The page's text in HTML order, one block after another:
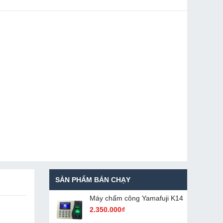
SẢN PHẨM BÁN CHẠY
Máy chấm cô​ng Yamafuji K14
2.350.000₫